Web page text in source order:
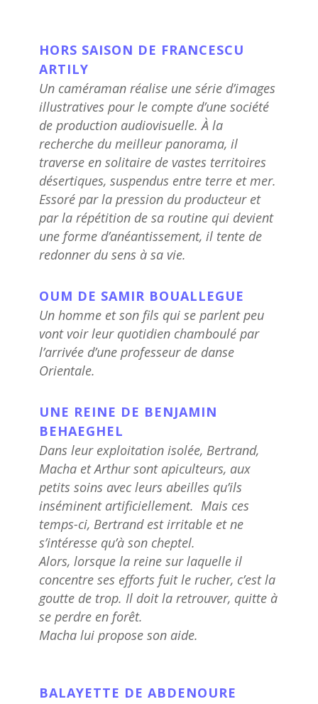
HORS SAISON DE FRANCESCU
ARTILY
Un caméraman réalise une série d’images
illustratives pour le compte d’une société
de production audiovisuelle. À la
recherche du meilleur panorama, il
traverse en solitaire de vastes territoires
désertiques, suspendus entre terre et mer.
Essoré par la pression du producteur et
par la répétition de sa routine qui devient
une forme d’anéantissement, il tente de
redonner du sens à sa vie.
OUM DE SAMIR BOUALLEGUE
Un homme et son fils qui se parlent peu
vont voir leur quotidien chamboulé par
l’arrivée d’une professeur de danse
Orientale.
UNE REINE DE BENJAMIN
BEHAEGHEL
Dans leur exploitation isolée, Bertrand,
Macha et Arthur sont apiculteurs, aux
petits soins avec leurs abeilles qu’ils
inséminent artificiellement. Mais ces
temps-ci, Bertrand est irritable et ne
s’intéresse qu’à son cheptel.
Alors, lorsque la reine sur laquelle il
concentre ses efforts fuit le rucher, c’est la
goutte de trop. Il doit la retrouver, quitte à
se perdre en forêt.
Macha lui propose son aide.
BALAYETTE DE ABDENOURE